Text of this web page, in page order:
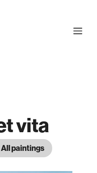
vita
paintings